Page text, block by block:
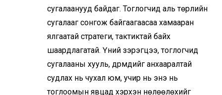
сугалаанууд байдаг. Тоглогчид аль төрлийн
сугалааг сонгож байгаагаасаа хамааран
ялгаатай стратеги, тактиктай байх
шаардлагатай. Үүний зэрэгцээ, тоглогчид
сугалааны хууль, дүрмүүдийг анхааралтай
судлах нь чухал юм, учир нь энэ нь
тоглоомын явцад хэрхэн нөлөөлөхийг